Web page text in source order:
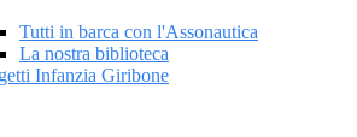
Tutti in barca con l'Assonautica
La nostra biblioteca
Infanzia Giribone